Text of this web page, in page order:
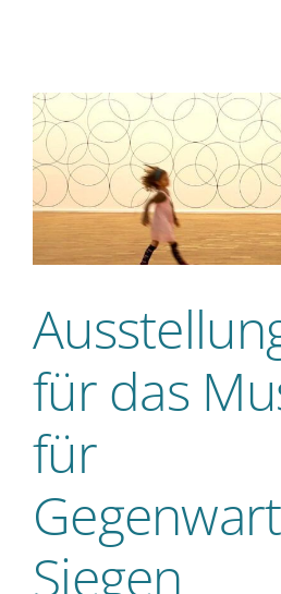
für das
für
Siegen